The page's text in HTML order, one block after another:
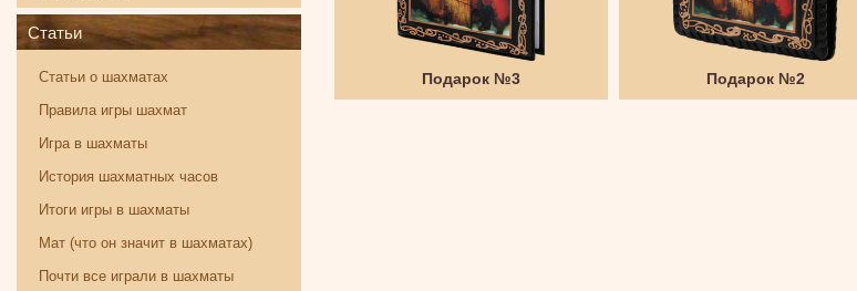
Твистер Подарок №3 Подарок №2
Статьи
Статьи о шахматах
Правила игры шахмат
Игра в шахматы
История шахматных часов
Итоги игры в шахматы
Мат (что он значит в шахматах)
Почти все играли в шахматы